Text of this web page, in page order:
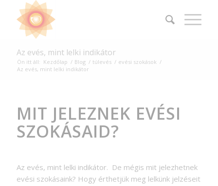
Az evés, mint lelki indikátor
Ön itt áll: Kezdőlap / Blog / túlevés / evési szokások /
Az evés, mint lelki indikátor
MIT JELEZNEK EVÉSI
SZOKÁSAID?
Az evés, mint lelki indikátor. De mégis mit jelezhetnek
evési szokásaink? Hogy érthetjük meg lelkünk jelzéseit